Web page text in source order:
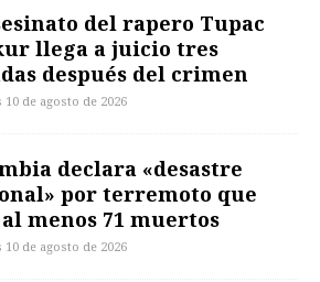
del rapero Tupac
llega a juicio tres
después del crimen
10 de agosto de 2026
declara «desastre
por terremoto que
menos 71 muertos
10 de agosto de 2026